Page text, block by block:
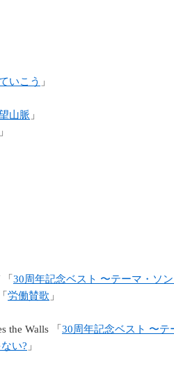
いこう 」
山脈 」
」
30周年記念ベスト 〜テーマ・ソ
労働賛歌 」
the Walls 「 30周年記念ベスト 〜
い? 」